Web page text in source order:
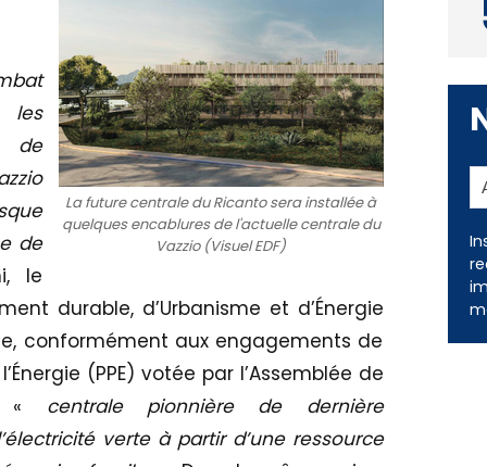
La future centrale du Ricanto sera installée à
quelques encablures de l'actuelle centrale du
Vazzio (Visuel EDF)
les
de
de
le
durable, d’Urbanisme et d’Énergie
conformément aux engagements de
(PPE) votée par l’Assemblée de
« centrale pionnière de dernière
verte à partir d’une ressource